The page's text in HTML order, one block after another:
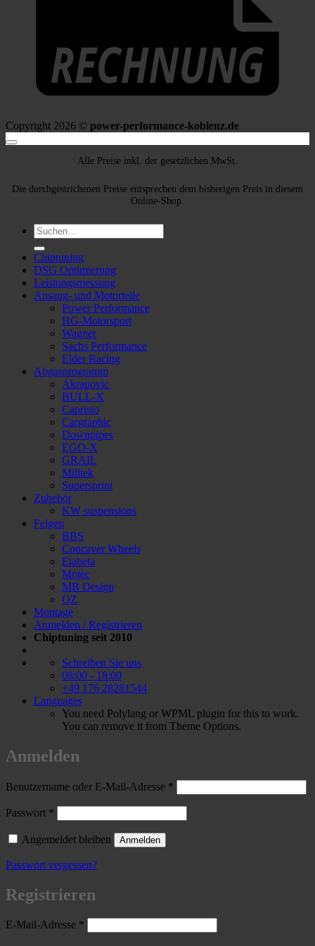
Copyright 2026 © power-performance-koblenz.de
Alle Preise inkl. der gesetzlichen MwSt.
Die durchgestrichenen Preise entsprechen dem bisherigen Preis in diesem
Online-Shop.
Suche
nach:
Chiptuning
DSG Optimierung
Leistungsmessung
Ansaug- und Motorteile
Power Performance
HG-Motorsport
Wagner
Sachs Performance
Elder Racing
Abgasprogramm
Akrapovic
BULL-X
Capristo
Cargraphic
Downpipes
EGO-X
GRAIL
Milltek
Supersprint
Zubehör
KW suspensions
Felgen
BBS
Concaver Wheels
Etabeta
Motec
MB Design
OZ
Montage
Anmelden / Registrieren
Chiptuning seit 2010
Schreiben Sie uns
08:00 - 18:00
+49 176 28281544
Languages
You need Polylang or WPML plugin for this to work.
You can remove it from Theme Options.
Anmelden
Benutzername oder E-Mail-Adresse *
Passwort *
Angemeldet bleiben Anmelden
Passwort vergessen?
Registrieren
E-Mail-Adresse *